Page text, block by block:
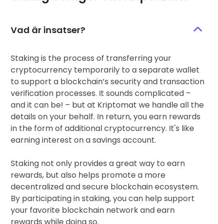
Vad är insatser?
Staking is the process of transferring your
cryptocurrency temporarily to a separate wallet
to support a blockchain’s security and transaction
verification processes. It sounds complicated –
and it can be! – but at Kriptomat we handle all the
details on your behalf. In return, you earn rewards
in the form of additional cryptocurrency. It's like
earning interest on a savings account.
Staking not only provides a great way to earn
rewards, but also helps promote a more
decentralized and secure blockchain ecosystem.
By participating in staking, you can help support
your favorite blockchain network and earn